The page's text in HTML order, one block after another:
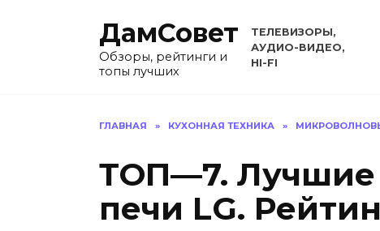
ДамСовет
Обзоры, рейтинги и
топы лучших
ТЕЛЕВИЗОРЫ,
АУДИО-ВИДЕО,
HI-FI
ГЛАВНАЯ » КУХОННАЯ ТЕХНИКА »
ТОП—7. Лучшие
печи LG.